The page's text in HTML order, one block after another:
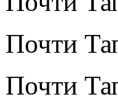
Почти
Почти